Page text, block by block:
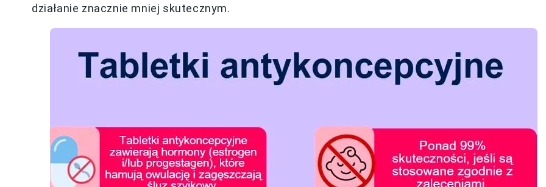
działanie znacznie mniej skutecznym.